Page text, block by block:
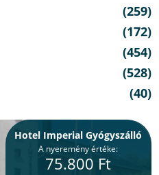
(259)
(172)
(454)
(528)
(40)
Hotel Imperial Gyógyszálló
A nyeremény értéke:
75.800 Ft